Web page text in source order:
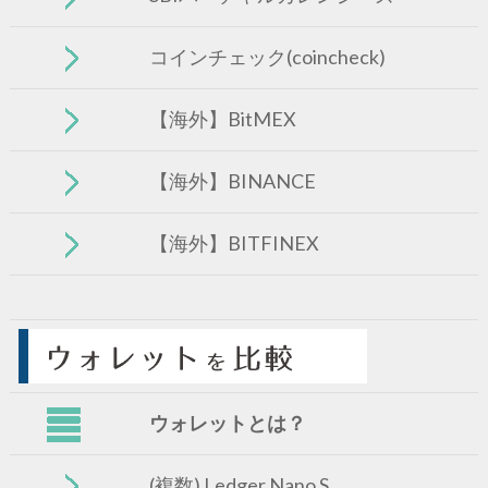
コインチェック(coincheck)
【海外】BitMEX
【海外】BINANCE
【海外】BITFINEX
ウォレットとは？